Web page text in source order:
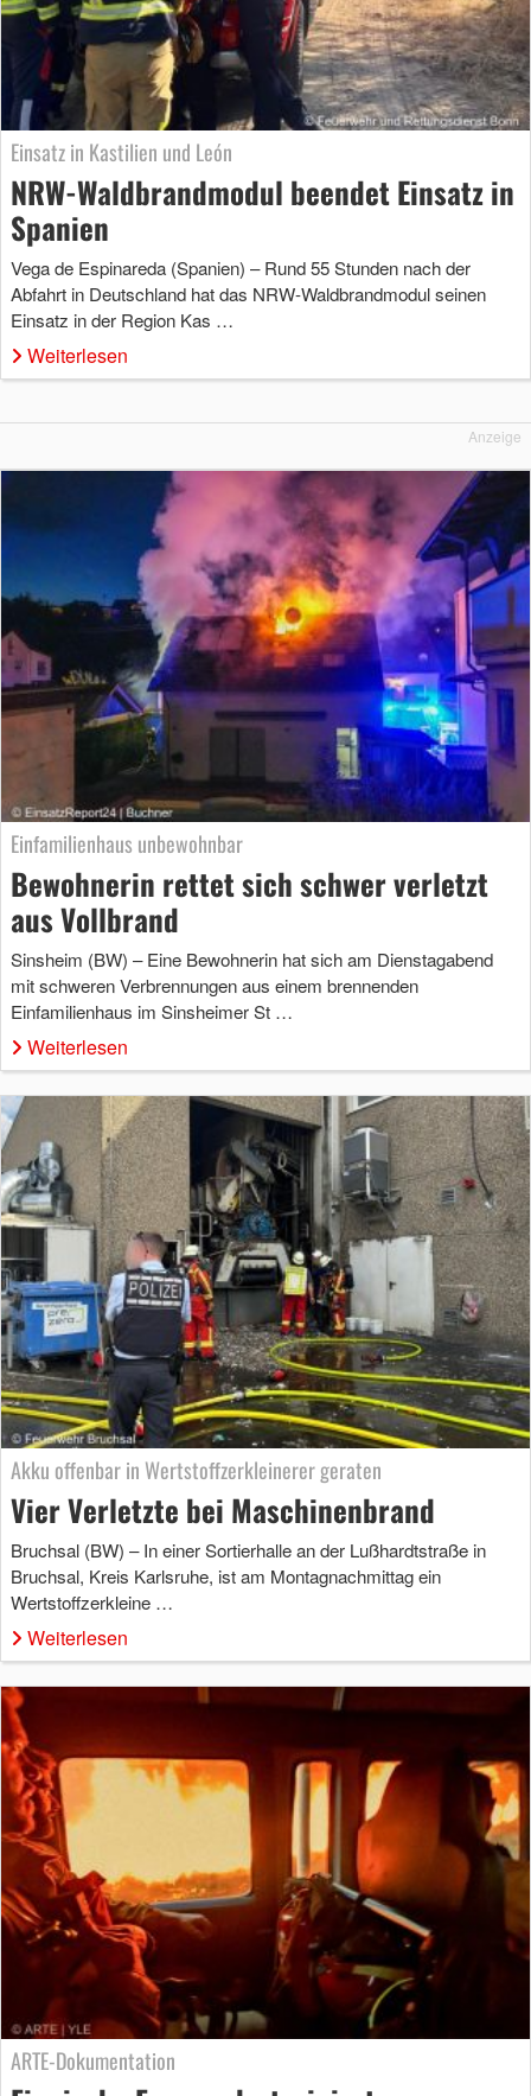
Einsatz in Kastilien und León
NRW-Waldbrandmodul beendet Einsatz in
Spanien
Vega de Espinareda (Spanien) – Rund 55 Stunden nach der
Abfahrt in Deutschland hat das NRW-Waldbrandmodul seinen
Einsatz in der Region Kas …
Weiterlesen
Anzeige
Einfamilienhaus unbewohnbar
Bewohnerin rettet sich schwer verletzt
aus Vollbrand
Sinsheim (BW) – Eine Bewohnerin hat sich am Dienstagabend
mit schweren Verbrennungen aus einem brennenden
Einfamilienhaus im Sinsheimer St …
Weiterlesen
Akku offenbar in Wertstoffzerkleinerer geraten
Vier Verletzte bei Maschinenbrand
Bruchsal (BW) – In einer Sortierhalle an der Lußhardtstraße in
Bruchsal, Kreis Karlsruhe, ist am Montagnachmittag ein
Wertstoffzerkleine …
Weiterlesen
ARTE-Dokumentation